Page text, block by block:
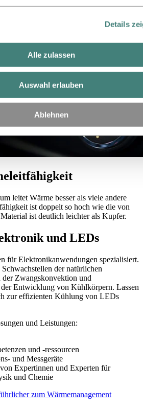
Details
Alle zulassen
Auswahl erlauben
Ablehnen
mit langen, dünnen Rippen – die
leitet Wärme besser als viele andere
ist doppelt so hoch wie die von
ist deutlich leichter als Kupfer.
und LEDs
für Elektronikanwendungen spezialisiert.
der natürlichen
Zwangskonvektion und
Entwicklung von Kühlkörpern. Lassen
zur effizienten Kühlung von LEDs
und Leistungen:
und -ressourcen
und Messgeräte
Expertinnen und Experten für
und Chemie
zum Wärmemanagement